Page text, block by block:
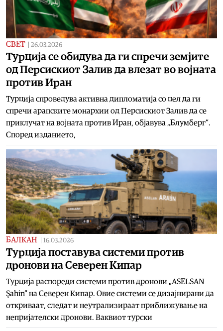
СВЕТ 26.03.2026
Турција се обидува да ги спречи земјите
од Персискиот Залив да влезат во војната
против Иран
Турција спроведува активна дипломатија со цел да ги
спречи арапските монархии од Персискиот Залив да се
приклучат на војната против Иран, објавува „Блумберг“.
Според изданието,
БАЛКАН 16.03.2026
Турција поставува системи против
дронови на Северен Кипар
Турција распореди системи против дронови „ASELSAN
Şahin“ на Северен Кипар. Овие системи се дизајнирани да
откриваат, следат и неутрализираат приближување на
непријателски дронови. Ваквиот турски